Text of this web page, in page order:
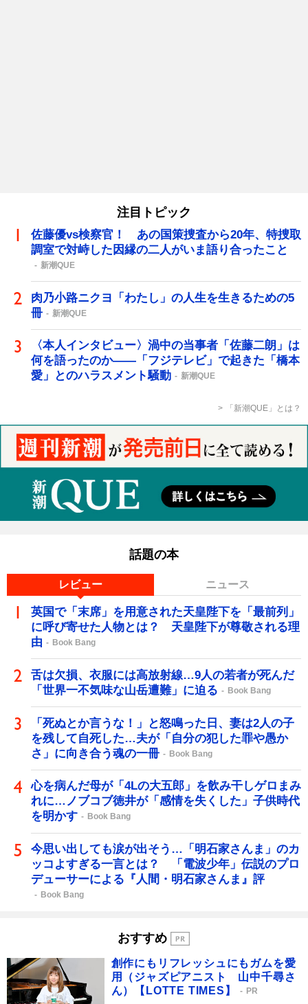
注目トピック
佐藤優vs検察官！ あの国策捜査から20年、特捜取
調室で対峙した因縁の二人がいま語り合ったこと
新潮QUE
肉乃小路ニクヨ「わたし」の人生を生きるための5
冊
新潮QUE
〈本人インタビュー〉渦中の当事者「佐藤二朗」は
何を語ったのか――「フジテレビ」で起きた「橋本
愛」とのハラスメント騒動
新潮QUE
「新潮QUE」とは？
話題の本
レビュー ニュース
英国で「末席」を用意された天皇陛下を「最前列」
に呼び寄せた人物とは？ 天皇陛下が尊敬される理
由
Book Bang
舌は欠損、衣服には高放射線…9人の若者が死んだ
「世界一不気味な山岳遭難」に迫る
Book Bang
「死ぬとか言うな！」と怒鳴った日、妻は2人の子
を残して自死した…夫が「自分の犯した罪や愚か
さ」に向き合う魂の一冊
Book Bang
心を病んだ母が「4Lの大五郎」を飲み干しゲロまみ
れに…ノブコブ徳井が「感情を失くした」子供時代
を明かす
Book Bang
今思い出しても涙が出そう…「明石家さんま」のカ
ッコよすぎる一言とは？ 「電波少年」伝説のプロ
デューサーによる『人間・明石家さんま』評
Book Bang
おすすめ
創作にもリフレッシュにもガムを愛
用（ジャズピアニスト 山中千尋さ
ん）【LOTTE TIMES】
PR